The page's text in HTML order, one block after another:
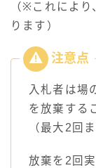
（※これによ
ります）
入札者は場
を放棄する
（最大2回ま
放棄を2回